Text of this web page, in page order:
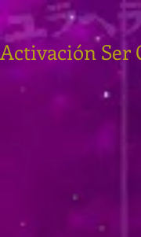
Activación Ser